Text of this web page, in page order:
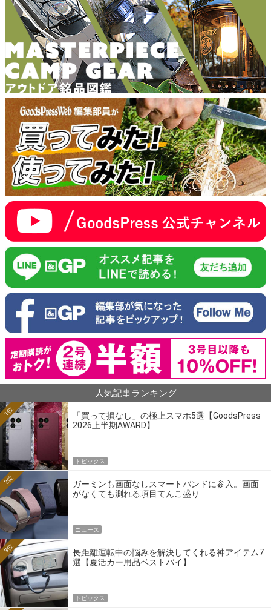
人気記事ランキング
「買って損なし」の極上スマホ5選【GoodsPress
2026上半期AWARD】
1位
トピックス
ガーミンも画面なしスマートバンドに参入。画面
がなくても測れる項目てんこ盛り
2位
ニュース
長距離運転中の悩みを解決してくれる神アイテム7
選【夏活カー用品ベストバイ】
3位
トピックス